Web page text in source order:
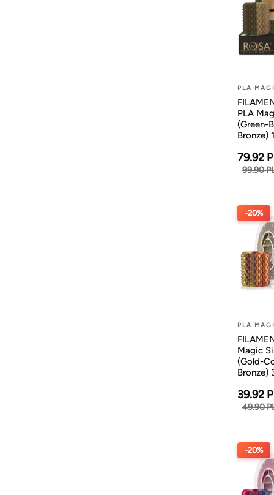
PLA
PLA
(Green-
Bronze)
79.92
99.90
-20%
PLA
Magic
(Gold-
Bronze)
39.92
49.90
-20%